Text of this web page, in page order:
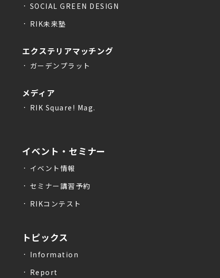
SOCIAL GREEN DESIGN
RIK未来塾
エクステリアマッチング
ガーデンプラット
メディア
RIK Square! Mag.
イベント・セミナー
イベント情報
セミナー講習予約
RIKコンテスト
トピックス
Information
Report